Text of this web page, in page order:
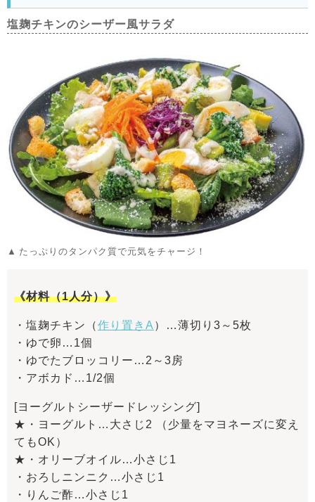
塩麹チキンのシーザー風サラダ
たっぷりのタンパク質で元気をチャージ！
《材料（1人分）》
・塩麹チキン（作り置きA ）…薄切り3～5枚
・ゆで卵…1個
・ゆでたブロッコリー…2～3房
・アボカド…1/2個
[ヨーグルトシーザードレッシング]
★・ヨーグルト…大さじ2 （少量をマヨネーズに変え
てもOK）
★・オリーブオイル…小さじ1
・おろしニンニク…小さじ1
・りんご酢…小さじ1